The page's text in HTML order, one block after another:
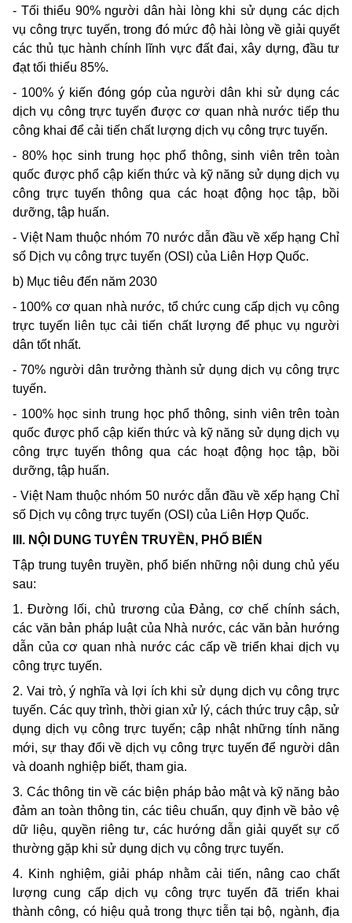
- Tối thiểu 90% người dân hài lòng khi sử dụng các dịch
vụ công trực tuyến, trong đó mức độ hài lòng về giải quyết
các thủ tục hành chính lĩnh vực đất đai, xây dựng, đầu tư
đạt tối thiểu 85%.
- 100% ý kiến đóng góp của người dân khi sử dụng các
dịch vụ công trực tuyến được cơ quan nhà nước tiếp thu
công khai để cải tiến chất lượng dịch vụ công trực tuyến.
- 80% học sinh trung học phổ thông, sinh viên trên toàn
quốc được phổ cập kiến thức và kỹ năng sử dụng dịch vụ
công trực tuyến thông qua các hoạt động học tập, bồi
dưỡng, tập huấn.
- Việt Nam thuộc nhóm 70 nước dẫn đầu về xếp hạng Chỉ
số Dịch vụ công trực tuyến (OSI) của Liên Hợp Quốc.
b) Mục tiêu đến năm 2030
- 100% cơ quan nhà nước, tổ chức cung cấp dịch vụ công
trực tuyến liên tục cải tiến chất lượng để phục vụ người
dân tốt nhất.
- 70% người dân trưởng thành sử dụng dịch vụ công trực
tuyến.
- 100% học sinh trung học phổ thông, sinh viên trên toàn
quốc được phổ cập kiến thức và kỹ năng sử dụng dịch vụ
công trực tuyến thông qua các hoạt động học tập, bồi
dưỡng, tập huấn.
- Việt Nam thuộc nhóm 50 nước dẫn đầu về xếp hạng Chỉ
số Dịch vụ công trực tuyến (OSI) của Liên Hợp Quốc.
III. NỘI DUNG TUYÊN TRUYỀN, PHỔ BIẾN
Tập trung tuyên truyền, phổ biến những nội dung chủ yếu
sau:
1. Đường lối, chủ trương của Đảng, cơ chế chính sách,
các văn bản pháp luật của Nhà nước, các văn bản hướng
dẫn của cơ quan nhà nước các cấp về triển khai dịch vụ
công trực tuyến.
2. Vai trò, ý nghĩa và lợi ích khi sử dụng dịch vụ công trực
tuyến. Các quy trình, thời gian xử lý, cách thức truy cập, sử
dụng dịch vụ công trực tuyến; cập nhật những tính năng
mới, sự thay đổi về dịch vụ công trực tuyến để người dân
và doanh nghiệp biết, tham gia.
3. Các thông tin về các biện pháp bảo mật và kỹ năng bảo
đảm an toàn thông tin, các tiêu chuẩn, quy định về bảo vệ
dữ liệu, quyền riêng tư, các hướng dẫn giải quyết sự cố
thường gặp khi sử dụng dịch vụ công trực tuyến.
4. Kinh nghiệm, giải pháp nhằm cải tiến, nâng cao chất
lượng cung cấp dịch vụ công trực tuyến đã triển khai
thành công, có hiệu quả trong thực tiễn tại bộ, ngành, địa